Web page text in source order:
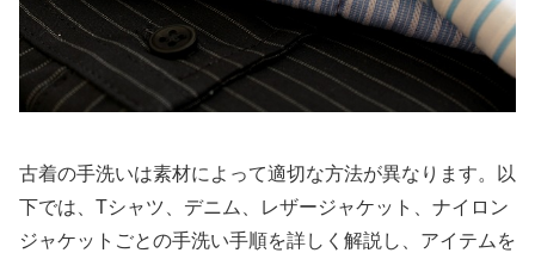
古着の手洗いは素材によって適切な方法が異なります。以
下では、Tシャツ、デニム、レザージャケット、ナイロン
ジャケットごとの手洗い手順を詳しく解説し、アイテムを